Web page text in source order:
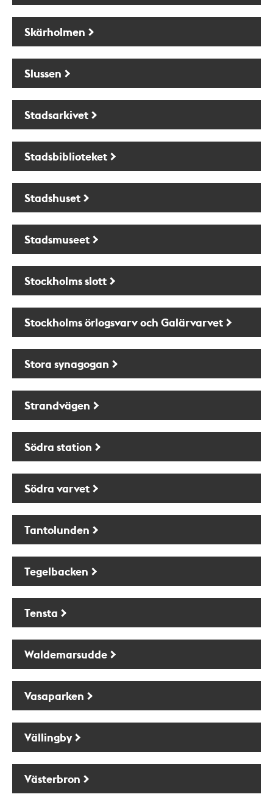
Skärholmen
Slussen
Stadsarkivet
Stadsbiblioteket
Stadshuset
Stadsmuseet
Stockholms slott
Stockholms örlogsvarv och Galärvarvet
Stora synagogan
Strandvägen
Södra station
Södra varvet
Tantolunden
Tegelbacken
Tensta
Waldemarsudde
Vasaparken
Vällingby
Västerbron